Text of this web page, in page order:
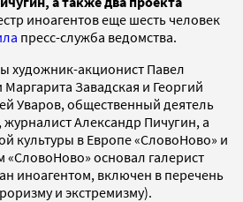
иноагентов еще шесть человек
пресс-служба ведомства.
художник-акционист Павел
Завадская и Георгий
Уваров, общественный деятель
Александр Пичугин, а
культуры в Европе «СловоНово» и
«СловоНово» основал галерист
иноагентом, включен в перечень
и экстремизму).